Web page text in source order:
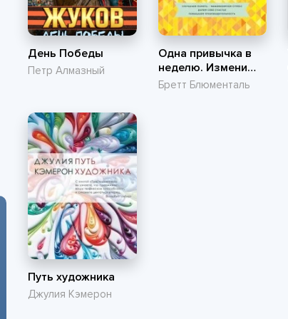
День Победы
Петр Алмазный
Одна привычка в
неделю. Измени
себя за год
Бретт Блюменталь
Путь художника
Джулия Кэмерон